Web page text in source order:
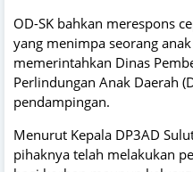
OD-SK bahkan merespons
yang menimpa seorang
memerintahkan Dinas
Perlindungan Anak Daerah
pendampingan.
Menurut Kepala DP3AD
pihaknya telah melakukan